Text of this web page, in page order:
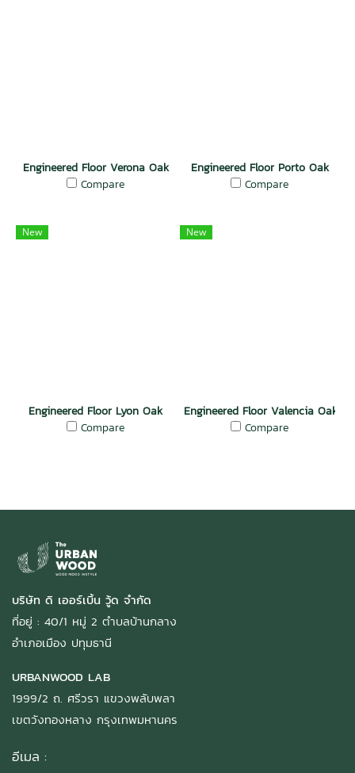
Engineered Floor Verona Oak
Compare
Engineered Floor Porto Oak
Compare
New
Engineered Floor Lyon Oak
Compare
New
Engineered Floor Valencia Oak
Compare
บริษัท ดิ เออร์เบิ้น วู้ด จำกัด
ที่อยู่ : 40/1 หมู่ 2 ตำบลบ้านกลาง
อำเภอเมือง ปทุมธานี
URBANWOOD LAB
1999/2 ถ. ศรีวรา แขวงพลับพลา
เขตวังทองหลาง กรุงเทพมหานคร
อีเมล :